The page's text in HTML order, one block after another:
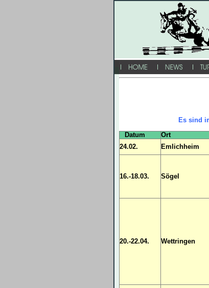
Es sind
Datum
Ort
24.02.
Emlichheim
16.-18.03. Sögel
20.-22.04. Wettringen